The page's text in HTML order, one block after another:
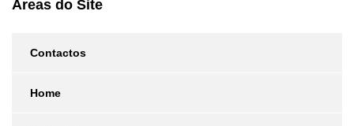
Áreas do Site
Contactos
Home